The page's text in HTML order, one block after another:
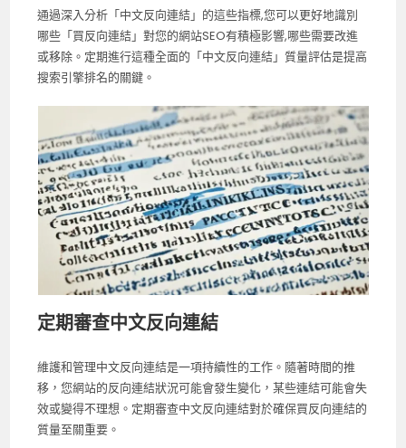
通過深入分析「中文反向連結」的這些指標,您可以更好地識別
哪些「買反向連結」對您的網站SEO有積極影響,哪些需要改進
或移除。定期進行這種全面的「中文反向連結」質量評估是提高
搜索引擎排名的關鍵。
定期審查中文反向連結
維護和管理中文反向連結是一項持續性的工作。隨著時間的推
移，您網站的反向連結狀況可能會發生變化，某些連結可能會失
效或變得不理想。定期審查中文反向連結對於確保買反向連結的
質量至關重要。